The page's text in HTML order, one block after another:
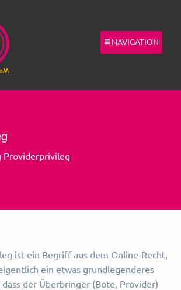
NAVIGATION
Providerprivileg
ist ein Begriff aus dem Online-Recht,
ein etwas grundlegenderes
der Überbringer (Bote, Provider)